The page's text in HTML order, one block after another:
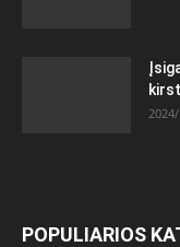
POPULIARIOS